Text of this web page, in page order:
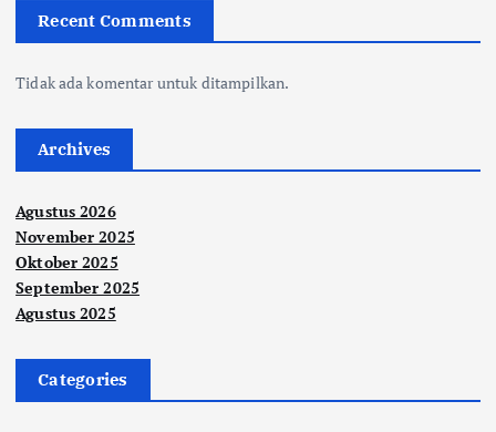
Recent Comments
Tidak ada komentar untuk ditampilkan.
Archives
Agustus 2026
November 2025
Oktober 2025
September 2025
Agustus 2025
Categories